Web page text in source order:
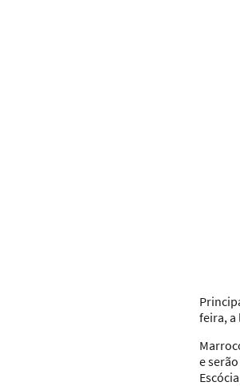
feira, a
e